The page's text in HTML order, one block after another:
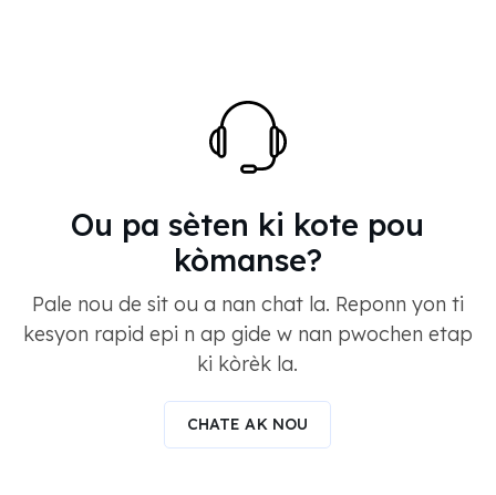
Ou pa sèten ki kote pou
kòmanse?
Pale nou de sit ou a nan chat la. Reponn yon ti
kesyon rapid epi n ap gide w nan pwochen etap
ki kòrèk la.
CHATE AK NOU